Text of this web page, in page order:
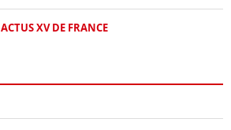
ACTUS XV DE FRANCE